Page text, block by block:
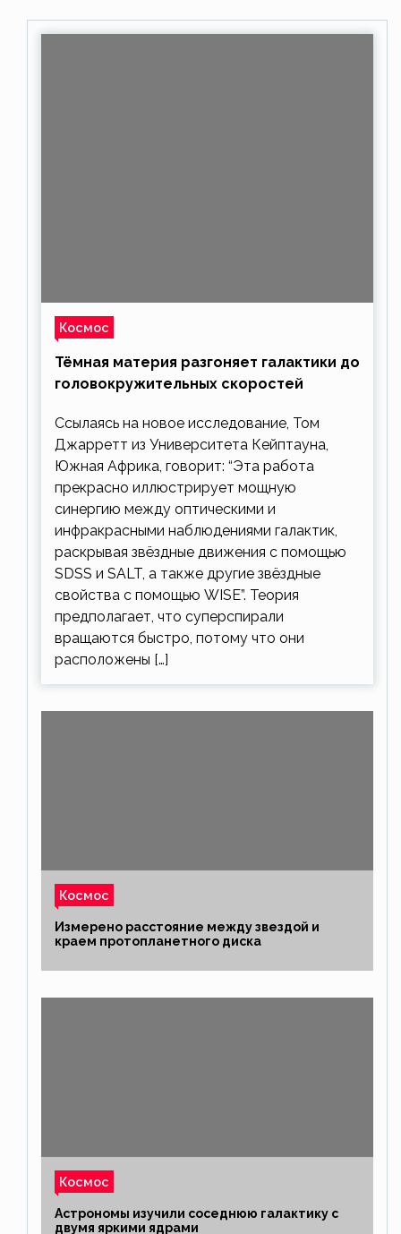
Космос
Тёмная материя разгоняет галактики до
головокружительных скоростей
Ссылаясь на новое исследование, Том
Джарретт из Университета Кейптауна,
Южная Африка, говорит: “Эта работа
прекрасно иллюстрирует мощную
синергию между оптическими и
инфракрасными наблюдениями галактик,
раскрывая звёздные движения с помощью
SDSS и SALT, а также другие звёздные
свойства с помощью WISE”. Теория
предполагает, что суперспирали
вращаются быстро, потому что они
расположены […]
Космос
Измерено расстояние между звездой и
краем протопланетного диска
Космос
Астрономы изучили соседнюю галактику с
двумя яркими ядрами